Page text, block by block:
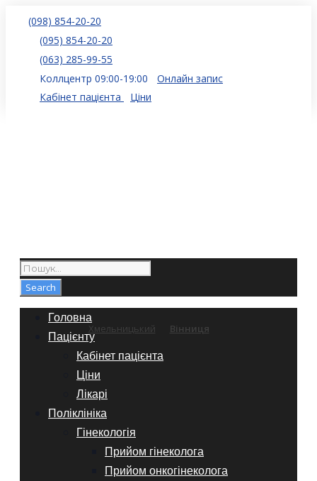
(098) 854-20-20
(095) 854-20-20
(063) 285-99-55
Коллцентр 09:00-19:00
Онлайн запис
Кабінет пацієнта
Ціни
Хмельницький Вінниця
Головна
Пацієнту
Кабінет пацієнта
Ціни
Лікарі
Поліклініка
Гінекологія
Прийом гінеколога
Прийом онкогінеколога